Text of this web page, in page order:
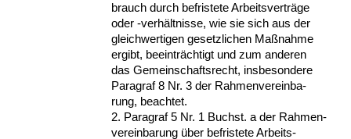
brauch durch be­fris­te­te Ar­beits­verträge
oder -verhält­nis­se, wie sie sich aus der
gleich­wer­ti­gen ge­setz­li­chen Maßnah­me
er­gibt, be­ein­träch­tigt und zum an­de­ren
das Ge­mein­schafts­recht, ins­be­son­de­re
Pa­ra­graf 8 Nr. 3 der Rah­men­ver­ein­ba­
rung, be­ach­tet.
2. Pa­ra­graf 5 Nr. 1 Buchst. a der Rah­men­
ver­ein­ba­rung über be­fris­te­te Ar­beits­